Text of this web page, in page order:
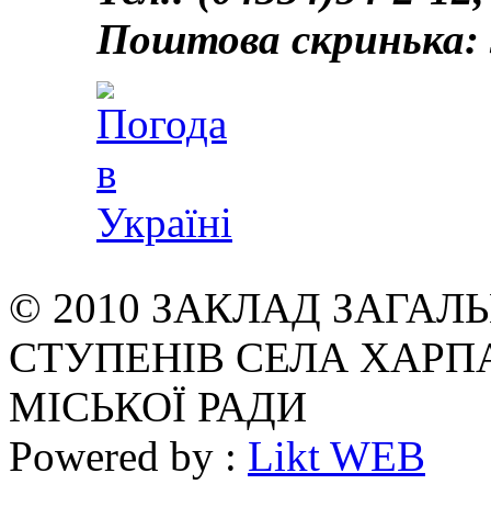
Поштова скринька:
© 2010 ЗАКЛАД
СТУПЕНІВ СЕЛА
МІСЬКОЇ РАДИ
Powered by : Likt WEB